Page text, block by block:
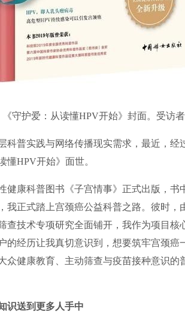
护爱：从读懂HPV开始》封面。受访者
普实践与网络传播现实需求，最近，经
懂HPV开始》面世。
康科普图书《子宫情事》正式出版，书
我正式踏上宫颈癌公益科普之路。彼时，
查技术专项研究全面铺开，我作为项目核
的经历让我真切意识到，想要筑牢宫颈癌
众健康教育、主动筛查与疫苗接种意识的
识送到更多人手中